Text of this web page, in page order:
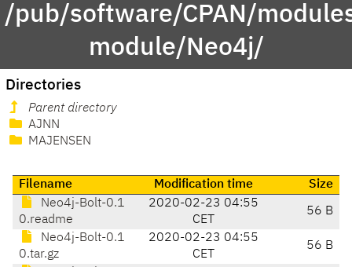
/pub/software/CPAN/
module/Neo4j/
Directories
Parent directory
AJNN
MAJENSEN
Filename Modification time
Size
Neo4j-Bolt-0.1
0.readme
2020-02-23 04:55
CET
56 B
Neo4j-Bolt-0.1
0.tar.gz
2020-02-23 04:55
CET
56 B